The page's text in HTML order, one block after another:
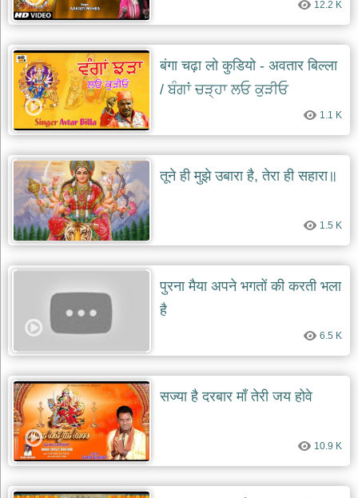
दयाल
भजन
lal
dayal
bhajans
शनि
देव
भजन
dev
bhajans
आज
का
भजन
bhajan
of
day
जोड़ें
add
bhajans
12.2 K
बंगा चढ़ा लो कुडियो - अवतार बिल्ला
/ ਬੰਗਾਂ ਚੜ੍ਹਾ ਲਓ ਕੁੜੀਓ
1.1 K
तूने ही मुझे उबारा है, तेरा ही सहारा॥
1.5 K
पुरना मैया अपने भगतों की करती भला
है
6.5 K
सज्या है दरबार माँ तेरी जय होवे
10.9 K